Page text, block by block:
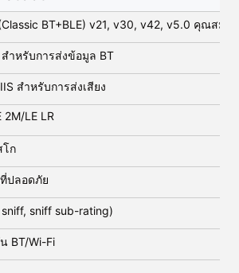
BT+BLE) v21, v30, v42, v5.0 คุณสมบัติ
าหรับการส่งข้อมูล BT
สําหรับการส่งเสียง
2M/LE LR
ก
ปลอดภัย
sniff sub-rating)
BT/Wi-Fi